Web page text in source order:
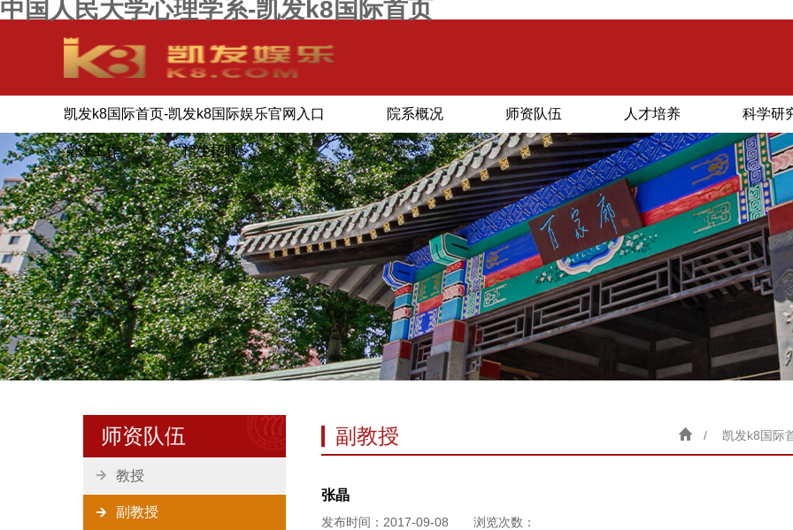
中国人民大学心理学系-凯发k8国际首页
凯发k8国际首页-凯发k8国际娱乐官网入口 院系概况 师资队伍 人才培养 科学研
党建工作 招生招聘
师资队伍
教授
副教授
副教授 / 凯发k8国际
张晶
发布时间：2017-09-08 浏览次数：